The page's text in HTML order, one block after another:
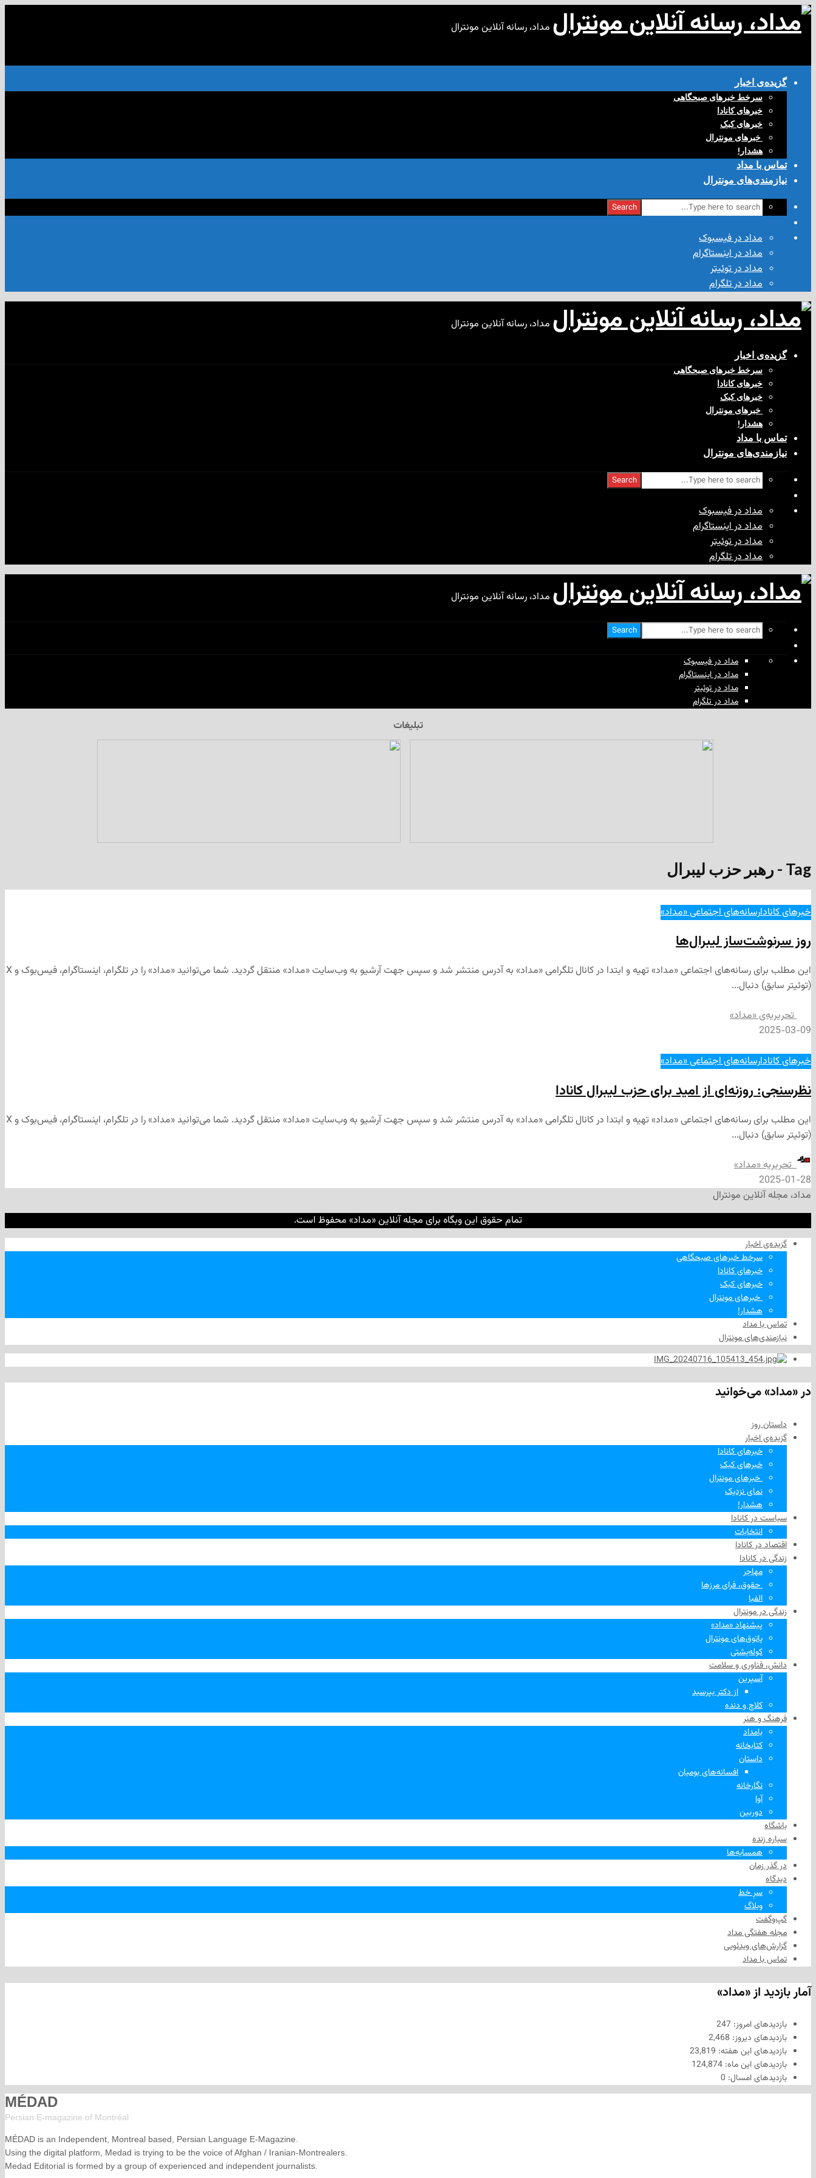
مداد، رسانه آنلاین مونترال
گزیده‌ی‌ اخبار
سرخط خبرهای صبحگاهی
خبرهای کانادا
خبرهای کبک
‌ خبرهای مونترال
هشدار!
تماس با مداد
نیازمندی‌های مونترال
Search
مداد در فیسبوک
مداد در اینستاگرام
مداد در توئیتر
مداد در تلگرام
مداد، رسانه آنلاین مونترال
گزیده‌ی‌ اخبار
سرخط خبرهای صبحگاهی
خبرهای کانادا
خبرهای کبک
‌ خبرهای مونترال
هشدار!
تماس با مداد
نیازمندی‌های مونترال
Search
مداد در فیسبوک
مداد در اینستاگرام
مداد در توئیتر
مداد در تلگرام
مداد، رسانه آنلاین مونترال
Search
مداد در فیسبوک
مداد در اینستاگرام
مداد در توئیتر
مداد در تلگرام
تبلیغات
Tag - رهبر حزب لیبرال
خبرهای کانادارسانه‌های اجتماعی «مداد»
روز سرنوشت‌ساز لیبرال‌ها
این مطلب برای رسانه‌های اجتماعی «مداد» تهیه و ابتدا در کانال تلگرامی «مداد» به آدرس منتشر شد و سپس جهت آرشیو به وب‌سایت «مداد» منتقل گردید. شما می‌توانید «مداد» را در تلگرام، اینستاگرام، فیس‌بوک و X
(توئیتر سابق) دنبال...
تحریریه‌ی «مداد»
2025-03-09
خبرهای کانادارسانه‌های اجتماعی «مداد»
نظرسنجی: روزنه‌ای از امید برای حزب لیبرال کانادا
این مطلب برای رسانه‌های اجتماعی «مداد» تهیه و ابتدا در کانال تلگرامی «مداد» به آدرس منتشر شد و سپس جهت آرشیو به وب‌سایت «مداد» منتقل گردید. شما می‌توانید «مداد» را در تلگرام، اینستاگرام، فیس‌بوک و X
(توئیتر سابق) دنبال...
‌ تحریریه «مداد»
2025-01-28
مداد، مجله آنلاین مونترال
تمام حقوق این وبگاه برای مجله آنلاین «مداد» محفوظ است.
گزیده‌ی‌ اخبار
سرخط خبرهای صبحگاهی
خبرهای کانادا
خبرهای کبک
‌ خبرهای مونترال
هشدار!
تماس با مداد
نیازمندی‌های مونترال
در «مداد» می‌خوانید
داستان روز
گزیده‌ی‌ اخبار
خبرهای کانادا
خبرهای کبک
‌ خبرهای مونترال
نمای نزدیک
هشدار!
سیاست در کانادا
انتخابات
اقتصاد در کانادا
زندگی در کانادا
مهاجر
‌ حقوق، فرای مرزها
الفبا
زندگی در مونترال
پیشنهاد «مداد»
پاتوق‌های مونترال
کوله‌پشتی
دانش، فناوری و سلامت
آسپرین
از دکتر بپرسید
کلاچ و دنده
فرهنگ و هنر
بامداد
کتابخانه
داستان
افسانه‌های بومیان
نگارخانه
آوا
دوربین
باشگاه
سیاره زنده
همسایه‌ها
در گذر زمان
دیدگاه
سرِ خط
وبلاگ
گپ‌وگفت
مجله هفتگی مداد
گزارش‌های ویدئویی
تماس با مداد
آمار بازدید از «مداد»
بازدیدهای امروز: 247
بازدیدهای دیروز: 2,468
بازدیدهای این هفته: 23,819
بازدیدهای این ماه: 124,874
بازدیدهای امسال: 0
MÉDAD
Persian E-magazine of Montréal
MÉDAD is an Independent, Montreal based, Persian Language E-Magazine.
Using the digital platform, Medad is trying to be the voice of Afghan / Iranian-Montrealers.
Medad Editorial is formed by a group of experienced and independent journalists.